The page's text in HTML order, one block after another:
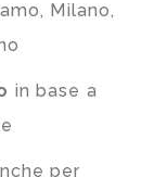
Milano,
in base a
per